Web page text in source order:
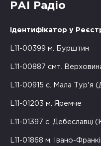
РАІ Радіо
Ідентифікатор у
L11-00399 м. Бурштин
L11-00887 смт.
L11-00915 с. Мала Тур'я
L11-01203 м. Яремче
L11-01397 с. Дебеславці
L11-01868 м. Івано-